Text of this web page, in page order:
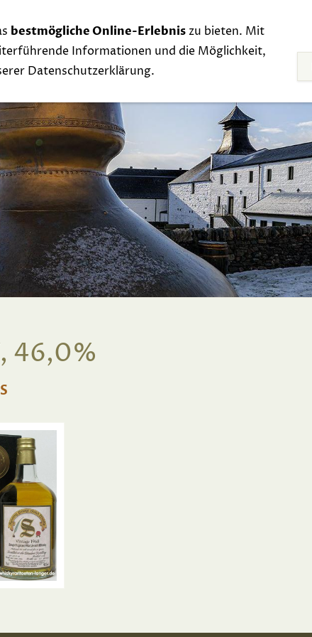
Links Contact Exclusive Tastings
46,0%
bestmögliche Online-Erlebniszu bieten. Mit
Informationen und die Möglichkeit,
Datenschutzerklärung.